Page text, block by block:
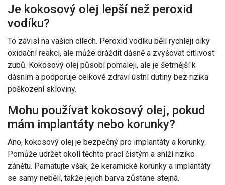
Je kokosový olej lepší než peroxid
vodíku?
To závisí na vašich cílech. Peroxid vodíku bělí rychleji díky
oxidační reakci, ale může dráždit dásně a zvyšovat citlivost
zubů. Kokosový olej působí pomaleji, ale je šetrnější k
dásním a podporuje celkové zdraví ústní dutiny bez rizika
poškození skloviny.
Mohu používat kokosový olej, pokud
mám implantáty nebo korunky?
Ano, kokosový olej je bezpečný pro implantáty a korunky.
Pomůže udržet okolí těchto prací čistým a sníží riziko
zánětu. Pamatujte však, že keramické korunky a implantáty
se samy nebělí, takže jejich barva zůstane stejná.